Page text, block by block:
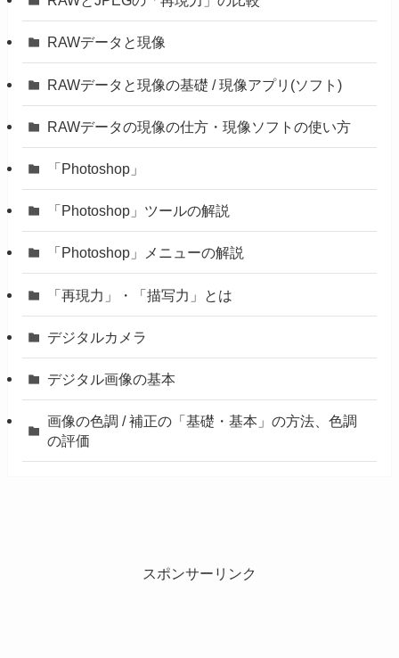
RAWデータと現像
RAWデータと現像の基礎 / 現像アプリ(ソフト)
RAWデータの現像の仕方・現像ソフトの使い方
「Photoshop」
「Photoshop」ツールの解説
「Photoshop」メニューの解説
「再現力」・「描写力」とは
デジタルカメラ
デジタル画像の基本
画像の色調 / 補正の「基礎・基本」の方法、色調
の評価
スポンサーリンク